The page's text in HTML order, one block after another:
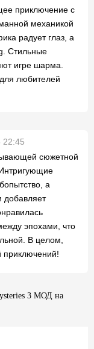
приключение с
механикой
радует глаз, а
Стильные
игре шарма.
любителей
22:45
сюжетной
а
добавляет
эпохами, что
В целом,
приключений!
3 МОД на